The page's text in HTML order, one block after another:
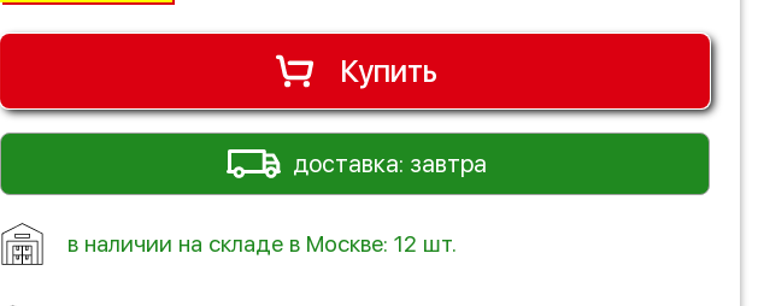
Купить
доставка: завтра
в наличии на складе в Москве: 12 шт.